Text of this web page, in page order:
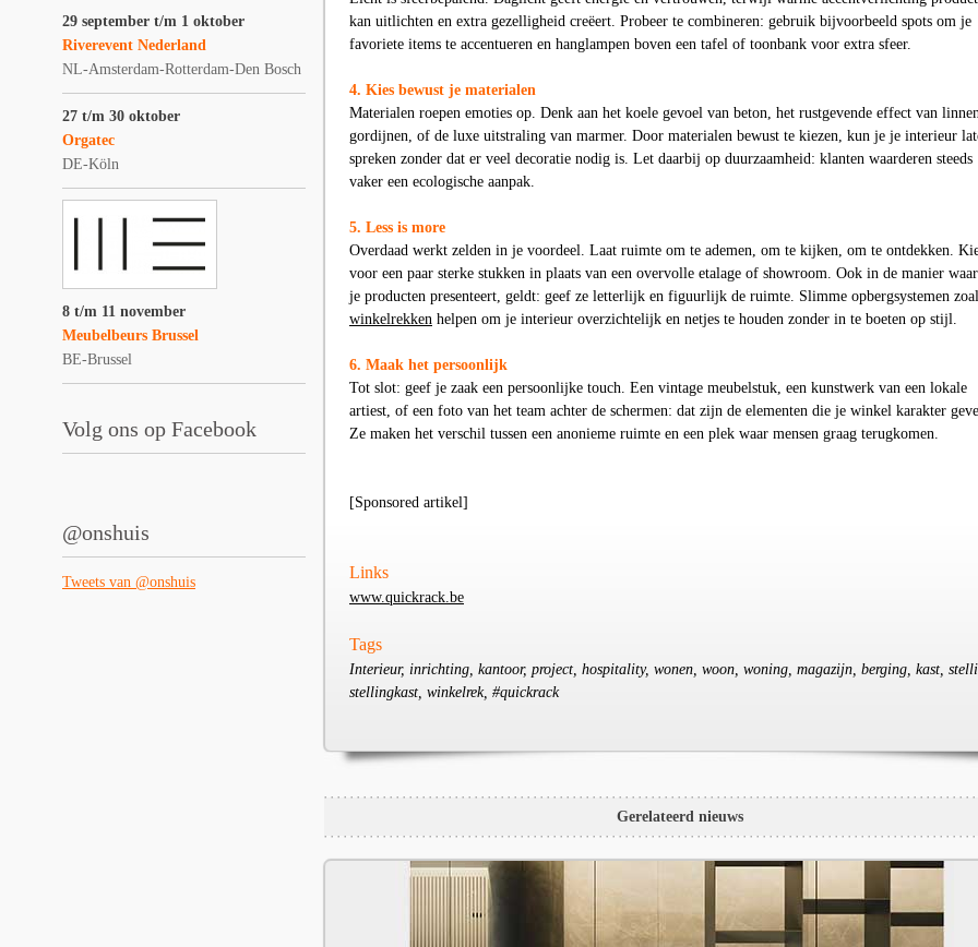
29 september t/m 1 oktober
Riverevent Nederland
NL-Amsterdam-Rotterdam-Den Bosch
27 t/m 30 oktober
Orgatec
DE-Köln
8 t/m 11 november
Meubelbeurs Brussel
BE-Brussel
Volg ons op Facebook
@onshuis
Tweets van @onshuis
kan uitlichten en extra gezelligheid creëert. Probeer te combineren: gebruik bijvoorbeeld spots om je
favoriete items te accentueren en hanglampen boven een tafel of toonbank voor extra sfeer.
4. Kies bewust je materialen
Materialen roepen emoties op. Denk aan het koele gevoel van beton, het rustgevende effect van
gordijnen, of de luxe uitstraling van marmer. Door materialen bewust te kiezen, kun je je interieur
spreken zonder dat er veel decoratie nodig is. Let daarbij op duurzaamheid: klanten waarderen steeds
vaker een ecologische aanpak.
5. Less is more
Overdaad werkt zelden in je voordeel. Laat ruimte om te ademen, om te kijken, om te ontdekken.
voor een paar sterke stukken in plaats van een overvolle etalage of showroom. Ook in de manier
je producten presenteert, geldt: geef ze letterlijk en figuurlijk de ruimte. Slimme opbergsystemen
winkelrekken helpen om je interieur overzichtelijk en netjes te houden zonder in te boeten op stijl.
6. Maak het persoonlijk
Tot slot: geef je zaak een persoonlijke touch. Een vintage meubelstuk, een kunstwerk van een lokale
artiest, of een foto van het team achter de schermen: dat zijn de elementen die je winkel karakter
Ze maken het verschil tussen een anonieme ruimte en een plek waar mensen graag terugkomen.
[Sponsored artikel]
Links
www.quickrack.be
Tags
Interieur, inrichting, kantoor, project, hospitality, wonen, woon, woning, magazijn, berging, kast,
stellingkast, winkelrek, #quickrack
Gerelateerd nieuws